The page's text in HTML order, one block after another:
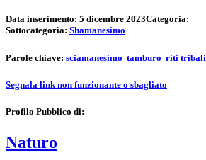
Data inserimento: 5 dicembre 2023Categoria:
Sottocategoria: Shamanesimo
Parole chiave: sciamanesimo tamburo riti tribali
Segnala link non funzionante o sbagliato
Profilo Pubblico di:
Naturo